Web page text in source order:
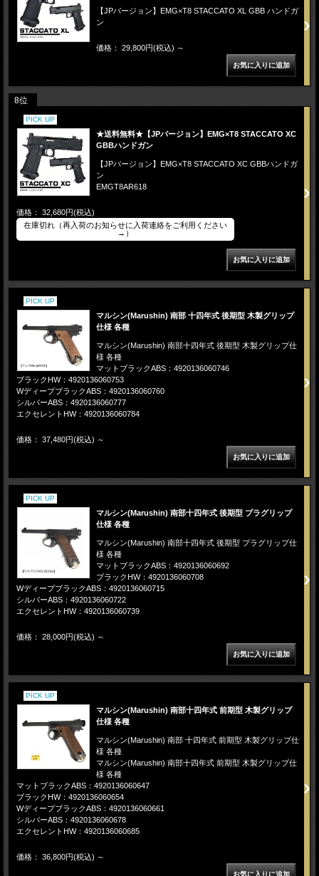
【JPバージョン】EMG×T8 STACCATO XL GBB ハンドガ
ン
価格： 29,800円(税込) ～
8位
PICK UP
★送料無料★【JPバージョン】EMG×T8 STACCATO XC
GBBハンドガン
【JPバージョン】EMG×T8 STACCATO XC GBBハンドガ
ン
EMGT8AR618
価格： 32,680円(税込)
在庫切れ（再入荷のお知らせに入荷連絡をご利用ください
→）
PICK UP
マルシン(Marushin) 南部 十四年式 後期型 木製グリップ
仕様 各種
マルシン(Marushin) 南部十四年式 後期型 木製グリップ仕
様 各種
マットブラックABS：4920136060746
ブラックHW：4920136060753
WディープブラックABS：4920136060760
シルバーABS：4920136060777
エクセレントHW：4920136060784
価格： 37,480円(税込) ～
PICK UP
マルシン(Marushin) 南部十四年式 後期型 プラグリップ
仕様 各種
マルシン(Marushin) 南部十四年式 後期型 プラグリップ仕
様 各種
マットブラックABS：4920136060692
ブラックHW：4920136060708
WディープブラックABS：4920136060715
シルバーABS：4920136060722
エクセレントHW：4920136060739
価格： 28,000円(税込) ～
PICK UP
マルシン(Marushin) 南部十四年式 前期型 木製グリップ
仕様 各種
マルシン(Marushin) 南部 十四年式 前期型 木製グリップ仕
様 各種
マルシン(Marushin) 南部十四年式 前期型 木製グリップ仕
様 各種
マットブラックABS：4920136060647
ブラックHW：4920136060654
WディープブラックABS：4920136060661
シルバーABS：4920136060678
エクセレントHW：4920136060685
価格： 36,800円(税込) ～